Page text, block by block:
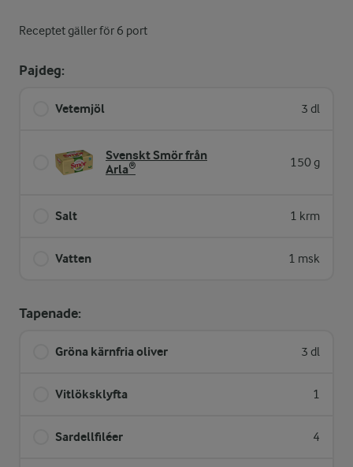
Receptet gäller för 6 port
Pajdeg:
Vetemjöl 3 dl
Svenskt Smör från
Arla®
150 g
Salt 1 krm
Vatten 1 msk
Tapenade:
Gröna kärnfria oliver 3 dl
Vitlöksklyfta 1
Sardellfiléer 4